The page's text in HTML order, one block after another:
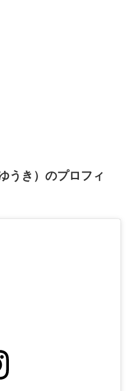
うき）のプロフィ